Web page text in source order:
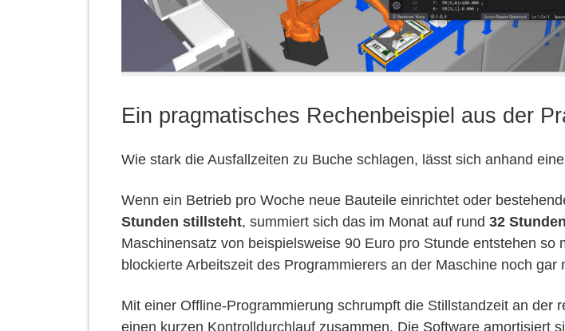
Ein pragmatisches Rechenbeispiel aus der
Wie stark die Ausfallzeiten zu Buche schlagen, lässt sich anhand
Wenn ein Betrieb pro Woche neue Bauteile einrichtet oder
Stunden stillsteht, summiert sich das im Monat auf rund 32
Maschinensatz von beispielsweise 90 Euro pro Stunde entstehen so
blockierte Arbeitszeit des Programmierers an der Maschine noch gar
Mit einer Offline-Programmierung schrumpft die Stillstandzeit an der
einen kurzen Kontrolldurchlauf zusammen. Die Software amortisiert